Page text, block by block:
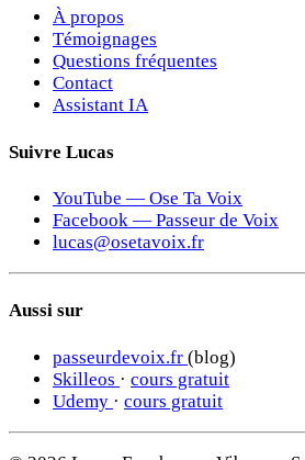
À propos
Témoignages
Questions fréquentes
Contact
Assistant IA
Suivre Lucas
YouTube — Ose Ta Voix
Facebook — Passeur de Voix
lucas@osetavoix.fr
Aussi sur
passeurdevoix.fr (blog)
Skilleos · cours gratuit
Udemy · cours gratuit